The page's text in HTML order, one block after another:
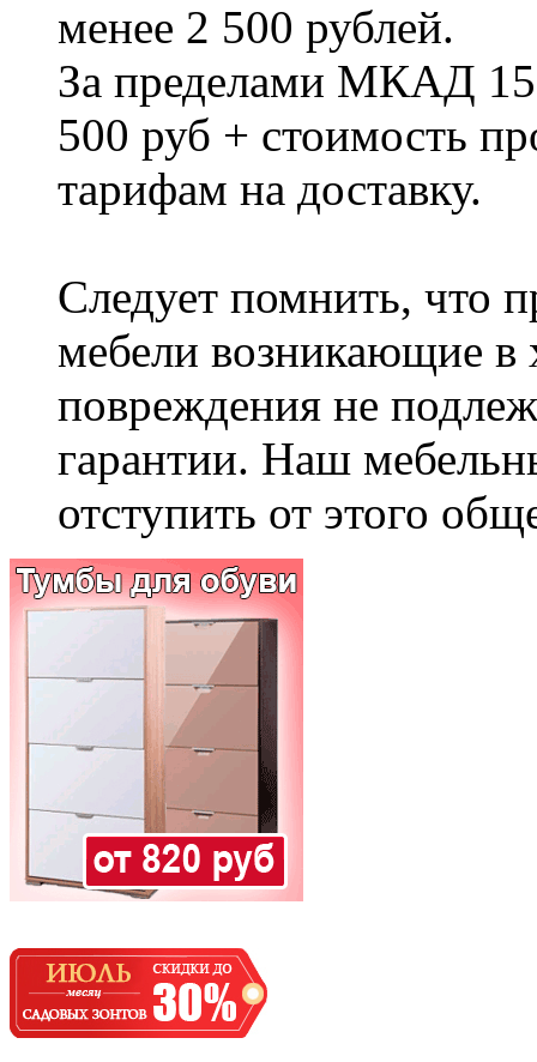
менее 2 500 рублей.
За пределами МКАД
500 руб + стоимость
тарифам на доставку.
Следует помнить, что
мебели возникающие в
повреждения не
гарантии. Наш
отступить от этого